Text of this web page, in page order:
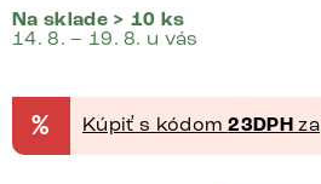
Na sklade > 10 ks
14. 8. – 19. 8. u vás
% Kúpiť s kódom23DPH za